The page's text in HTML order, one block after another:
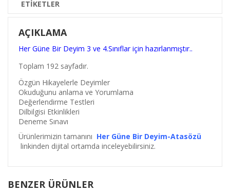
ETIKETLER
AÇIKLAMA
Her Güne Bir Deyim 3 ve 4.Sınıflar için hazırlanmıştır..
Toplam 192 sayfadır.
Özgün Hikayelerle Deyimler
Okuduğunu anlama ve Yorumlama
Değerlendirme Testleri
Dilbilgisi Etkinlikleri
Deneme Sınavı
Ürünlerimizin tamanını Her Güne Bir Deyim-Atasözü
linkinden dijital ortamda inceleyebilirsiniz.
BENZER ÜRÜNLER